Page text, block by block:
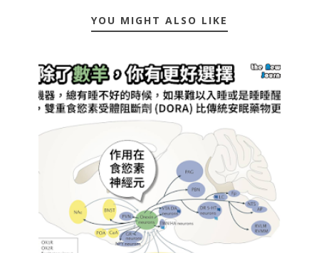
YOU MIGHT ALSO LIKE